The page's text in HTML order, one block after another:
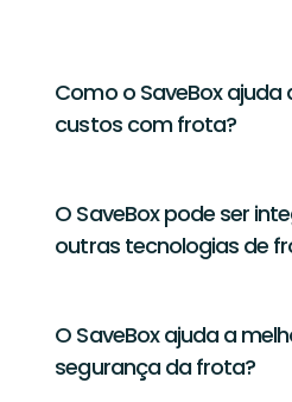
Como o SaveBox ajuda
custos com frota?
O SaveBox pode ser
outras tecnologias de
O SaveBox ajuda a
segurança da frota?